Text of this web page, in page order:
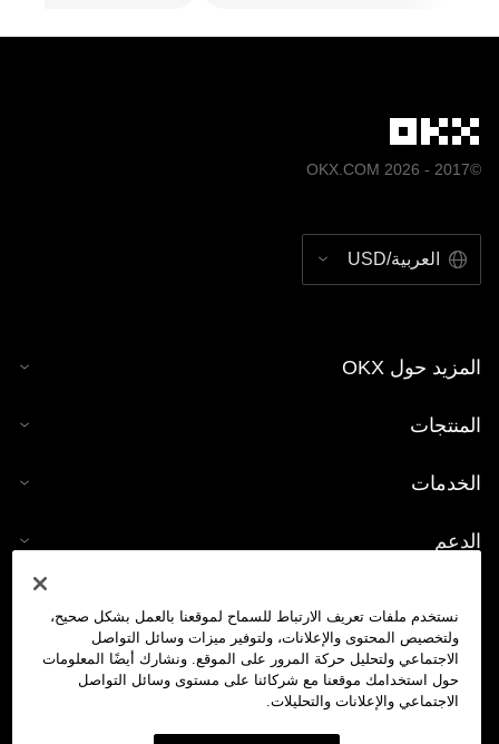
©2017 - 2026 OKX.COM
العربية/USD
المزيد حول OKX
المنتجات
الخدمات
الدعم
حاسبة العملات الرقمية
تداول
نستخدم ملفات تعريف الارتباط للسماح لموقعنا بالعمل بشكل صحيح،
ولتخصيص المحتوى والإعلانات، ولتوفير ميزات وسائل التواصل
الاجتماعي ولتحليل حركة المرور على الموقع. ونشارك أيضًا المعلومات
حول استخدامك موقعنا مع شركائنا على مستوى وسائل التواصل
الاجتماعي والإعلانات والتحليلات.